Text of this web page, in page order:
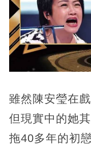
雖然陳安瑩在
但現實中的她
拖40多年的初